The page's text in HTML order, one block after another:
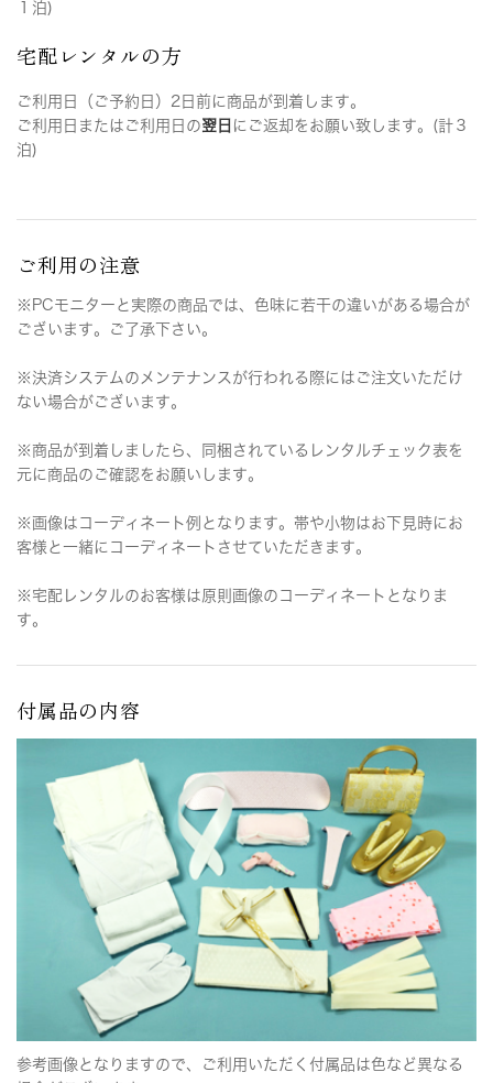
１泊)
宅配レンタルの方
ご利用日（ご予約日）2日前に商品が到着します。
ご利用日またはご利用日の翌日 にご返却をお願い致します。(計３
泊)
ご利用の注意
※PCモニターと実際の商品では、色味に若干の違いがある場合が
ございます。ご了承下さい。
※決済システムのメンテナンスが行われる際にはご注文いただけ
ない場合がございます。
※商品が到着しましたら、同梱されているレンタルチェック表を
元に商品のご確認をお願いします。
※画像はコーディネート例となります。帯や小物はお下見時にお
客様と一緒にコーディネートさせていただきます。
※宅配レンタルのお客様は原則画像のコーディネートとなりま
す。
付属品の内容
参考画像となりますので、ご利用いただく付属品は色など異なる